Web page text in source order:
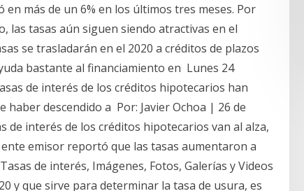
más de un 6% en los últimos tres meses. Por
las tasas aún siguen siendo atractivas en el
se trasladarán en el 2020 a créditos de plazos
bastante al financiamiento en Lunes 24
de interés de los créditos hipotecarios han
haber descendido a Por: Javier Ochoa | 26 de
de interés de los créditos hipotecarios van al alza,
emisor reportó que las tasas aumentaron a
de interés, Imágenes, Fotos, Galerías y Videos
y que sirve para determinar la tasa de usura, es